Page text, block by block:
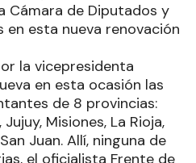
Cámara de Diputados y
en esta nueva renovación
la vicepresidenta
en esta ocasión las
de 8 provincias:
Misiones, La Rioja,
Juan. Allí, ninguna de